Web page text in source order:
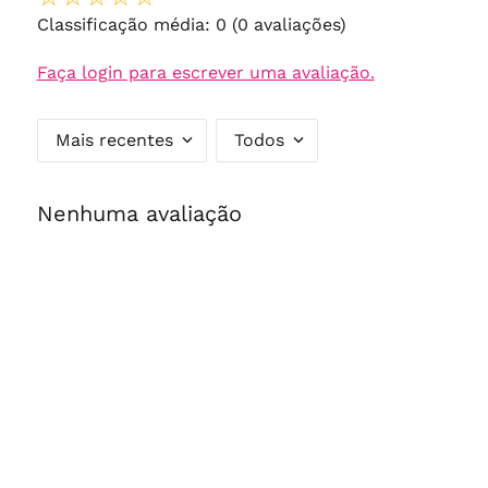
Classificação média: 0 (0 avaliações)
Faça login para escrever uma avaliação.
Mais recentes Todos
Nenhuma avaliação